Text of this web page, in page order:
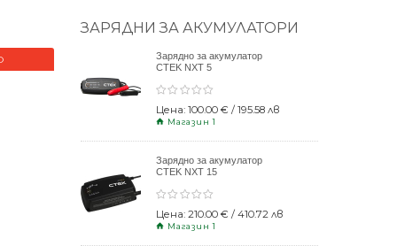
НОВО
ЗАРЯДНИ ЗА АКУМУЛАТОРИ
Зарядно за акумулатор
CTEK NXT 5
Цена: 100.00 € / 195.58 лв
Магазин 1
Зарядно за акумулатор
CTEK NXT 15
Цена: 210.00 € / 410.72 лв
Магазин 1